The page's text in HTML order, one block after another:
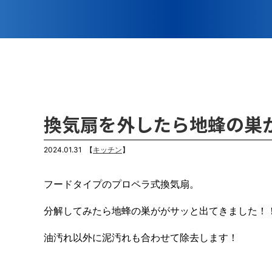
換気扇を外したら地蜂の巣
2024.01.31 【キッチン】
フードタイプのプロペラ式換気扇。
分解してみたら地蜂の巣ががサッと出てきました！！
油汚れ以外に泥汚れも合わせて除去します！